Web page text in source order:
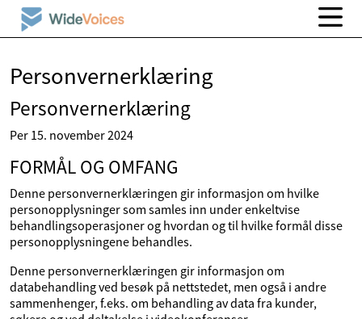
Personvernerklæring
Personvernerklæring
Per 15. november 2024
FORMÅL OG OMFANG
Denne personvernerklæringen gir informasjon om hvilke
personopplysninger som samles inn under enkeltvise
behandlingsoperasjoner og hvordan og til hvilke formål disse
personopplysningene behandles.
Denne personvernerklæringen gir informasjon om
databehandling ved besøk på nettstedet, men også i andre
sammenhenger, f.eks. om behandling av data fra kunder,